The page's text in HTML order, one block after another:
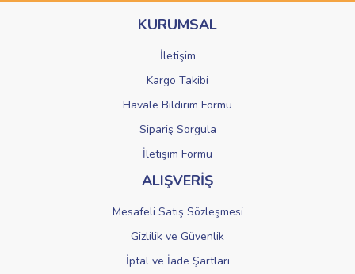
Ürün fiyatı diğer sitelerden daha pahalı.
Gönder
KURUMSAL
İletişim
Kargo Takibi
Havale Bildirim Formu
Sipariş Sorgula
İletişim Formu
ALIŞVERİŞ
Mesafeli Satış Sözleşmesi
Gizlilik ve Güvenlik
İptal ve İade Şartları